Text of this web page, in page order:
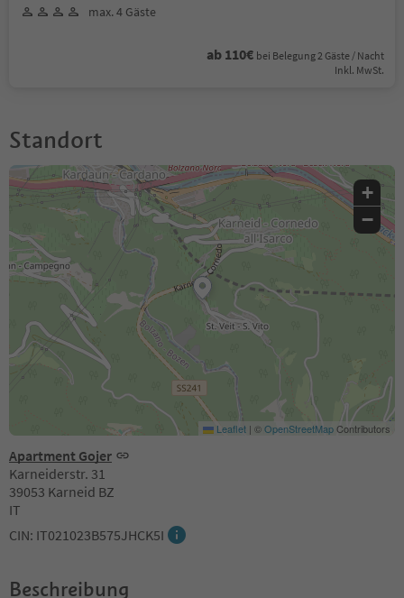
max. 4 Gäste
ab 110€ bei Belegung 2 Gäste / Nacht
Inkl. MwSt.
Standort
Apartment Gojer
Karneiderstr. 31
39053 Karneid BZ
IT
CIN: IT021023B575JHCK5I
+
−
Leaflet | ©OpenStreetMapContributors
Beschreibung